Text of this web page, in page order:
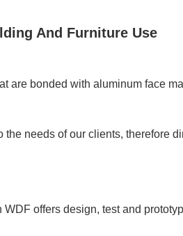
And Furniture Use
are bonded with aluminum face
needs of our clients, therefore
offers design, test and